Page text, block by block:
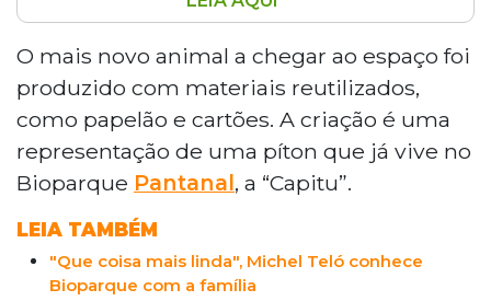
O Bioparque Pantanal ganhou uma nova
atração: uma píton de 23 metros feita
com materiais reutilizados, como papelão
e cartões. Instalada no teto da área dos
tanques de peixes, a escultura representa
a cobra "Capitu", que vive no local. O
objetivo é conscientizar visitantes sobre
gratuita, de terça a sábado, com
agendamento pelo site
bioparquepantanal.ms.gov.br.
O mais novo animal a chegar ao espaço foi
produzido com materiais reutilizados,
como papelão e cartões. A criação é uma
representação de uma píton que já vive no
Bioparque Pantanal, a “Capitu”.
LEIA TAMBÉM
"Que coisa mais linda", Michel Teló conhece
Bioparque com a família